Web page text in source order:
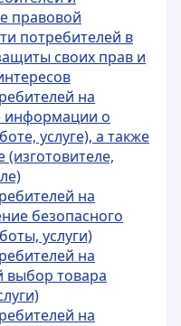
правовой
потребителей в
своих прав и
на
информации о
услуге), а также
(изготовителе,
на
безопасного
услуги)
на
выбор товара
на